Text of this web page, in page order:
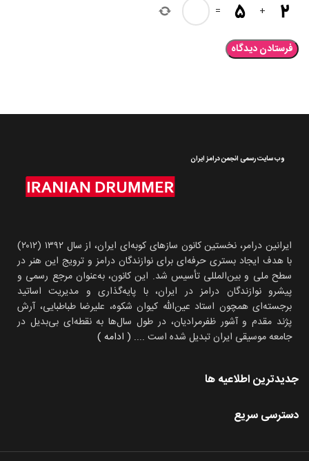
+
=
وب سایت رسمی انجمن درامز ایران
ایرانین درامر، نخستین کانون سازهای کوبه‌ای ایران، از سال ۱۳۹۲ (۲۰۱۲)
با هدف ایجاد بستری حرفه‌ای برای نوازندگان درامز و ترویج این هنر در
سطح ملی و بین‌المللی تأسیس شد. این کانون، به‌عنوان مرجع رسمی و
پیشرو نوازندگان درامز در ایران، با پایه‌گذاری و مدیریت اساتید
برجسته‌ای همچون استاد عین‌الله کیوان شکوه، علیرضا طباطبایی، آرش
پژند مقدم و آشور ظفرمرادیان، در طول سال‌ها به نقطه‌ای بی‌بدیل در
جامعه موسیقی ایران تبدیل شده است .... ( ادامه )
جدیدترین اطلاعیه ها
دسترسی سریع